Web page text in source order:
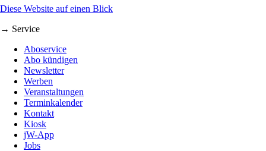
Diese Website auf einen Blick
→ Service
Aboservice
Abo kündigen
Newsletter
Werben
Veranstaltungen
Terminkalender
Kontakt
Kiosk
jW-App
Jobs